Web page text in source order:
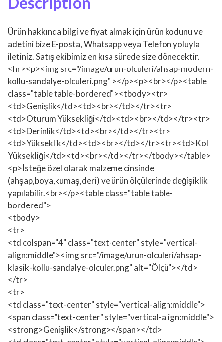
Ürün hakkında bilgi ve fiyat almak için ürün kodunu ve
adetini bize E-posta, Whatsapp veya Telefon yoluyla
iletiniz. Satış ekibimiz en kısa sürede size dönecektir.
<hr><p><img src="/image/urun-olculeri/ahsap-modern-
kollu-sandalye-olculeri.png" ></p><p><br></p><table
class="table table-bordered"><tbody><tr>
<td>Genişlik</td><td><br></td></tr><tr>
<td>Oturum Yüksekliği</td><td><br></td></tr><tr>
<td>Derinlik</td><td><br></td></tr><tr>
<td>Yükseklik</td><td><br></td></tr><tr><td>Kol
Yüksekliği</td><td><br></td></tr></tbody></table>
<p>İsteğe özel olarak malzeme cinsinde
(ahşap,boya,kumaş,deri) ve ürün ölçülerinde değişiklik
yapılabilir.<br></p><table class="table table-
bordered">
<tbody>
<tr>
<td colspan="4" class="text-center" style="vertical-
align:middle"><img src="/image/urun-olculeri/ahsap-
klasik-kollu-sandalye-olculer.png" alt="Ölçü"></td>
</tr>
<tr>
<td class="text-center" style="vertical-align:middle">
<span class="text-center" style="vertical-align:middle">
<strong>Genişlik</strong></span></td>